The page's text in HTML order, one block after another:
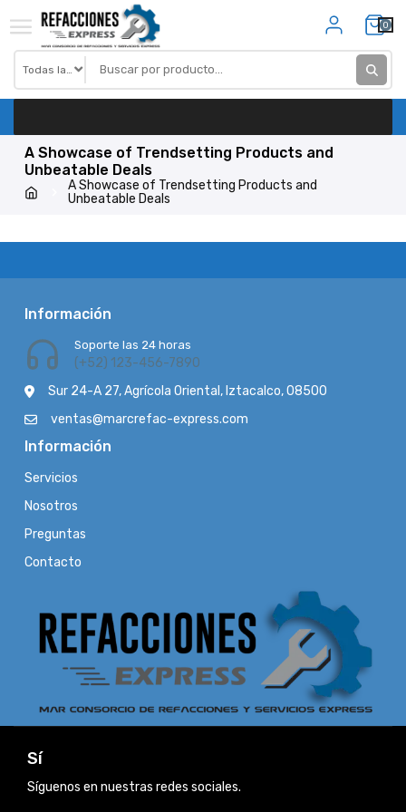
to
content
0
A Showcase of Trendsetting Products and
Unbeatable Deals
A Showcase of Trendsetting Products and
Unbeatable Deals
Información
Soporte las 24 horas
(+52) 123-456-7890
Sur 24-A 27, Agrícola Oriental, Iztacalco, 08500
ventas@marcrefac-express.com
Información
Servicios
Nosotros
Preguntas
Contacto
Sí
Síguenos en nuestras redes sociales.